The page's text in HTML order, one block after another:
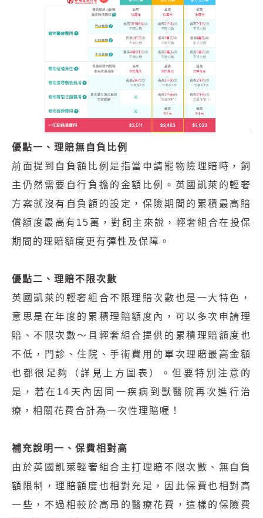
優點一、理賠無自負比例
前面提到自負額比例是指當申請寵物險理賠時，飼
主仍然需要自行負擔的金額比例。英國凱萊的輕奢
方案就沒有自負額的設定，保險期間的累積最高賠
償額度最高有15萬，對飼主來說，輕奢組合在投保
期間的理賠額度更有彈性及保障。
優點二、理賠不限次數
英國凱萊的輕奢組合不限理賠次數也是一大特色，
意思是在年度的累積理賠額度內，可以多次申請理
賠、不限次數～且輕奢組合提供的累積理賠額度也
不低，門診、住院、手術費用的單次理賠最高金額
也都很足夠（詳見上方圖表）。但要特別注意的
是，若在14天內因同一疾病到獸醫院再次進行治
療，相關花費合計為一次性理賠喔！
補充說明一、保費相對高
由於英國凱萊輕奢組合主打理賠不限次數、無自負
額限制，理賠額度也相對充足，因此保費也相對高
一些，不過相較於高昂的醫療花費，這樣的保險費